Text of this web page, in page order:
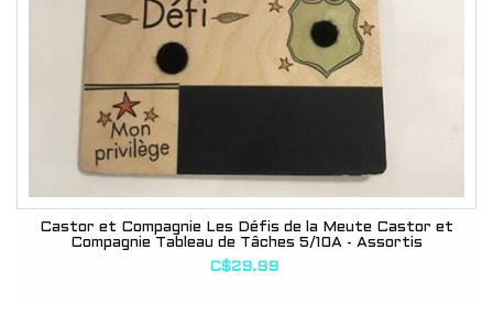
Castor et Compagnie Les Défis de la Meute Castor et
Compagnie Tableau de Tâches 5/10A - Assortis
C$29.99